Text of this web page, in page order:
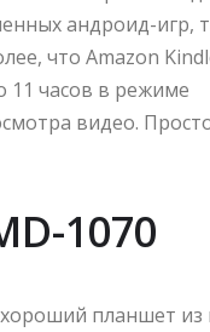
андроид-игр,
что Amazon
11 часов в режиме
видео.
1070
планшет из